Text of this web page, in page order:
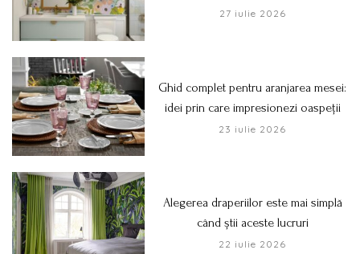
27 iulie 2026
Ghid complet pentru aranjarea mesei:
idei prin care impresionezi oaspeții
23 iulie 2026
Alegerea draperiilor este mai simplă
când știi aceste lucruri
22 iulie 2026